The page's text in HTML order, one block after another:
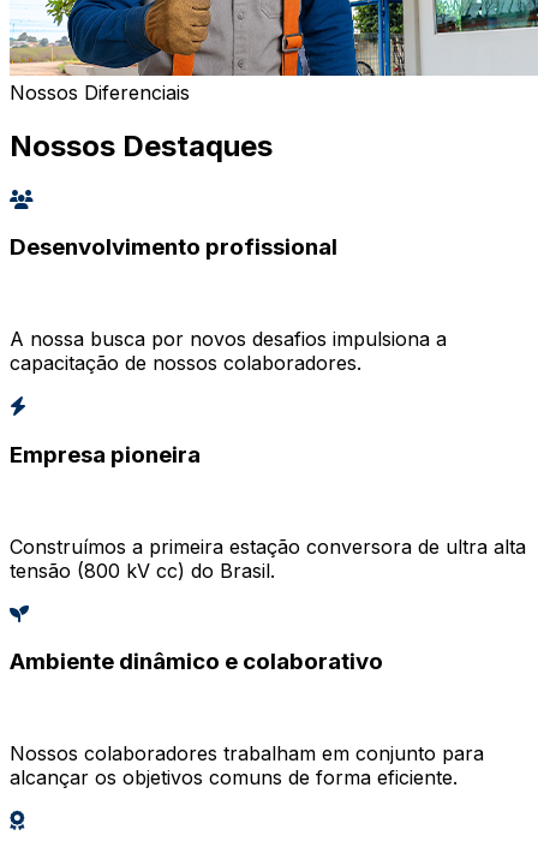
Nossos Diferenciais
Nossos Destaques
Desenvolvimento profissional
A nossa busca por novos desafios impulsiona a
capacitação de nossos colaboradores.
Empresa pioneira
Construímos a primeira estação conversora de ultra alta
tensão (800 kV cc) do Brasil.
Ambiente dinâmico e colaborativo
Nossos colaboradores trabalham em conjunto para
alcançar os objetivos comuns de forma eficiente.